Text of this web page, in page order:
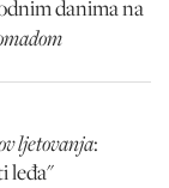
danima na
ljetovanja:
leđa"